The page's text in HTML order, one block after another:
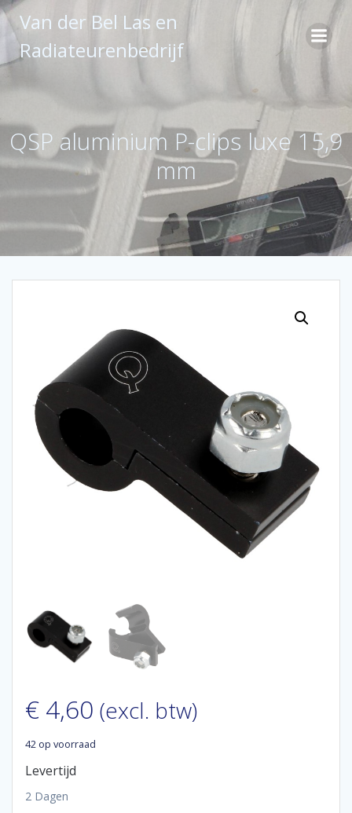
Ga
naar
inhoud
Van der Bel Las en
Radiateurenbedrijf
QSP aluminium P-clips luxe 15,9
mm
€ 4,60 (excl. btw)
42 op voorraad
Levertijd
2 Dagen